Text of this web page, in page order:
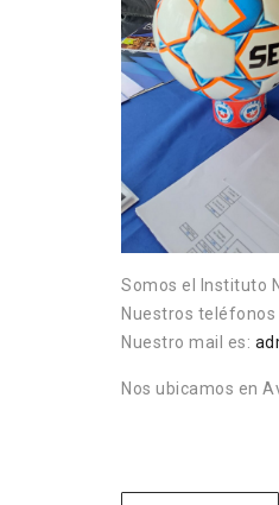
Somos el Instituto
Nuestros teléfonos
Nuestro mail es:
Nos ubicamos en